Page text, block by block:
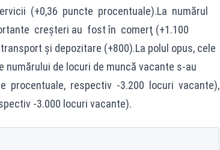
(+0,36 puncte procentuale).La numărul
creşteri au fost în comerţ (+1.100
și depozitare (+800).La polul opus, cele
de locuri de muncă vacante s-au
procentuale, respectiv ‐3.200 locuri vacante),
-3.000 locuri vacante).